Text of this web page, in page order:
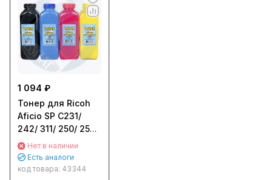
1 094 ₽
Тонер для Ricoh
Aficio SP C231/
242/ 311/ 250/ 252
(бут.230г) БУЛАТ -
Голубой (Cyan)
Нет в наличии
Есть аналоги
код товара: 43344